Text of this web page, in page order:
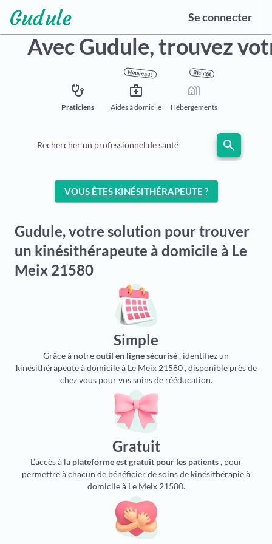
Se connecter
Avec Gudule,trouvez
stethoscope
Praticiens
Nouveau !
medical_services
Aides à domicile
Bientôt
holiday_village
Hébergements
Rechercher un professionnel de santé search
VOUS ÊTES KINÉSITHÉRAPEUTE ?
Gudule, votre solution pour trouver
un kinésithérapeute à domicile à Le
Meix 21580
Simple
Grâce à notreoutil en ligne sécurisé, identifiez un
kinésithérapeute à domicile à Le Meix 21580 , disponible près de
chez vous pour vos soins de rééducation.
Gratuit
L’accès à la plateforme est gratuit pour les patients, pour
permettre à chacun de bénéficier de soins de kinésithérapie à
domicile à Le Meix 21580.